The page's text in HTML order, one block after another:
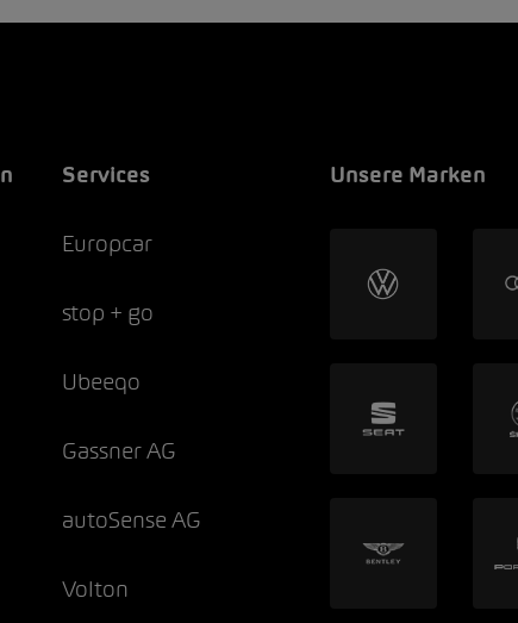
Services
Europcar
stop + go
Ubeeqo
Gassner AG
autoSense AG
Volton
Unsere Marken